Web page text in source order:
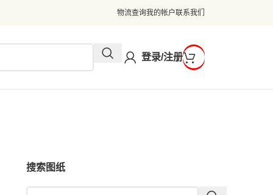
物流查询我的帐户联系我们
登录/注册
搜索图纸